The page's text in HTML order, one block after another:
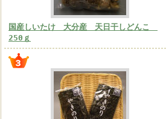
国産しいたけ 大分産 天日干しどんこ
250ｇ